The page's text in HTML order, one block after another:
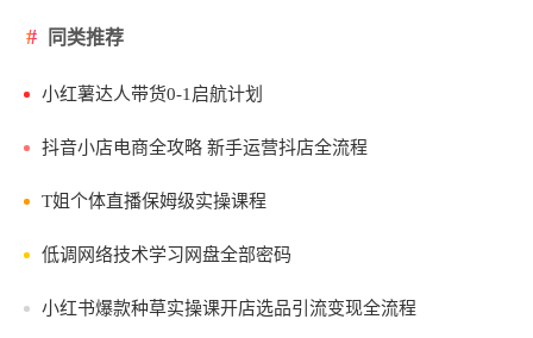
同类推荐
小红薯达人带货0-1启航计划
抖音小店电商全攻略 新手运营抖店全流程
T姐个体直播保姆级实操课程
低调网络技术学习网盘全部密码
小红书爆款种草实操课开店选品引流变现全流程